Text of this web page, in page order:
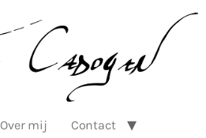
Over mij Contact